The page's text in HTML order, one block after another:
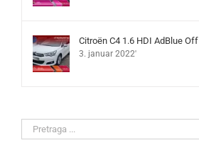
Citroën C4 1.6 HDI AdBlue Off
3. januar 2022'
Search
for: